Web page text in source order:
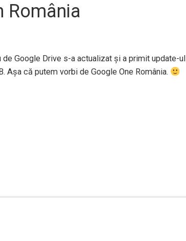
România
Google Drive s-a actualizat și a primit update-ul
Așa că putem vorbi de Google One România.